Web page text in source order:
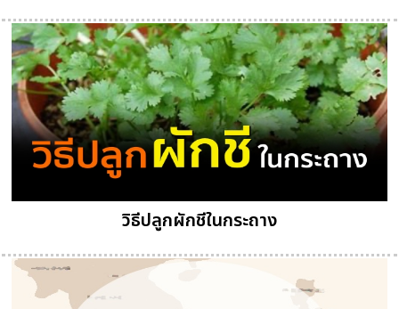
วิธีปลูกผักชีในกระถาง